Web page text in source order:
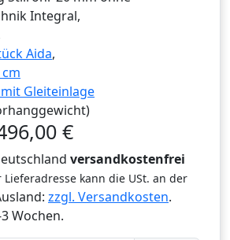
Integral,
Aida,
mit Gleiteinlage
€
versandkostenfrei
kann die USt. an der
zzgl. Versandkosten.
Wochen.